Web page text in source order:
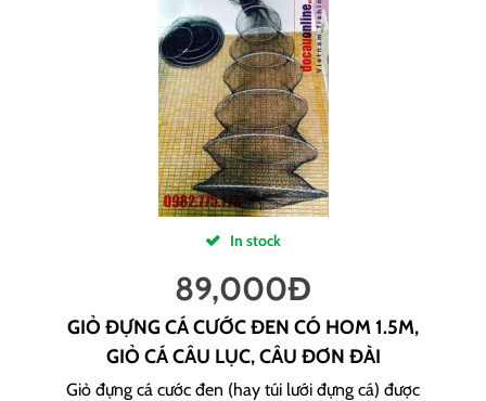
In stock
89,000Đ
GIỎ ĐỰNG CÁ CƯỚC ĐEN CÓ HOM 1.5M,
GIỎ CÁ CÂU LỤC, CÂU ĐƠN ĐÀI
Giỏ đựng cá cước đen (hay túi lưới đựng cá) được